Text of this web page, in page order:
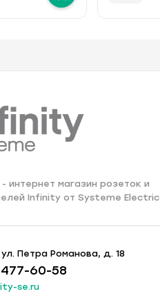
интернет магазин розеток и
Infinity от Systeme Electric
Петра Романова, д. 18
60-58
se.ru